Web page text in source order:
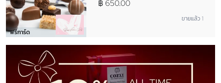
ฟรีการ์ด
฿ 650.00
ขายแล้ว 1